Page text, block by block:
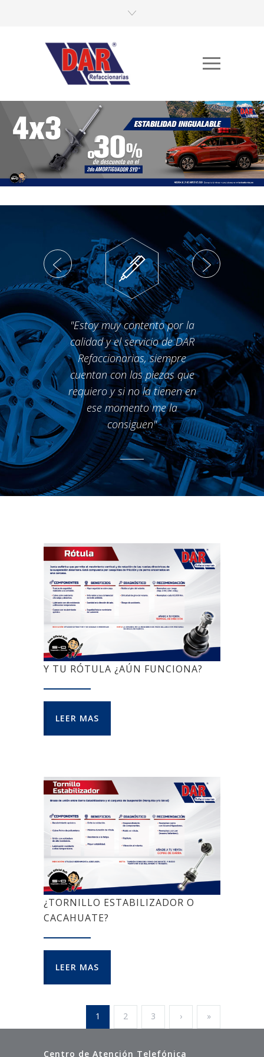
"Estoy muy contento por la
calidad y el servicio de DAR
Refaccionarias, siempre
cuentan con las piezas que
requiero y si no la tienen en
ese momento me la
consiguen"
en
lo
y
Y TU RÓTULA ¿AÚN FUNCIONA?
LEER MAS
¿TORNILLO ESTABILIZADOR O
CACAHUATE?
LEER MAS
1 2 3 › »
Centro de Atención Telefónica